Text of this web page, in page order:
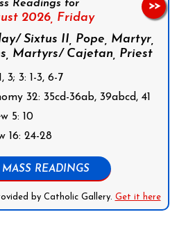
Readings for
2026, Friday
Sixtus II, Pope, Martyr,
Martyrs/ Cajetan, Priest
3; 3: 1-3, 6-7
32: 35cd-36ab, 39abcd, 41
5: 10
16: 24-28
READINGS
by Catholic Gallery. Get it here
>>